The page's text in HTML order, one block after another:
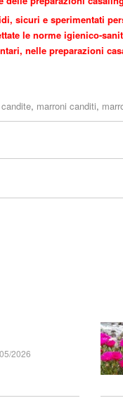
sicuri e sperimentati
le norme igienico-
nelle preparazioni
, marroni canditi,
2026